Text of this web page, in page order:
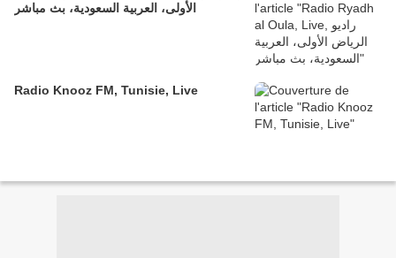
الأولى، العربية السعودية، بث مباشر
Radio Knooz FM, Tunisie, Live